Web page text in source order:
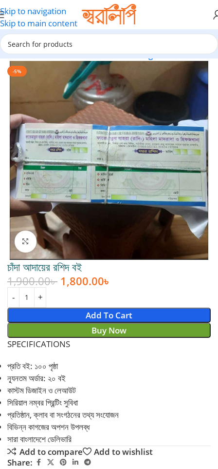
Skip to navigation
Skip to main content
Home Invoice & Cash Memo Printing
-5%
Click to enlarge
চাঁদা আদায়ের রশিদ বই
1,900.00৳ 1,800.00৳
Add To Cart
Buy Now
SPECIFICATIONS
প্রতি বই: ১০০ পৃষ্ঠা
ন্যূনতম অর্ডার: ২০ বই
কাস্টম ডিজাইন ও লেআউট
সিরিয়াল নম্বর প্রিন্টিং সুবিধা
প্রতিষ্ঠান, ক্লাব বা সংগঠনের তথ্য সংযোজন
বিভিন্ন কাগজের অপশন উপলব্ধ
সারা বাংলাদেশে ডেলিভারি
Add to compare
Add to wishlist
Share: